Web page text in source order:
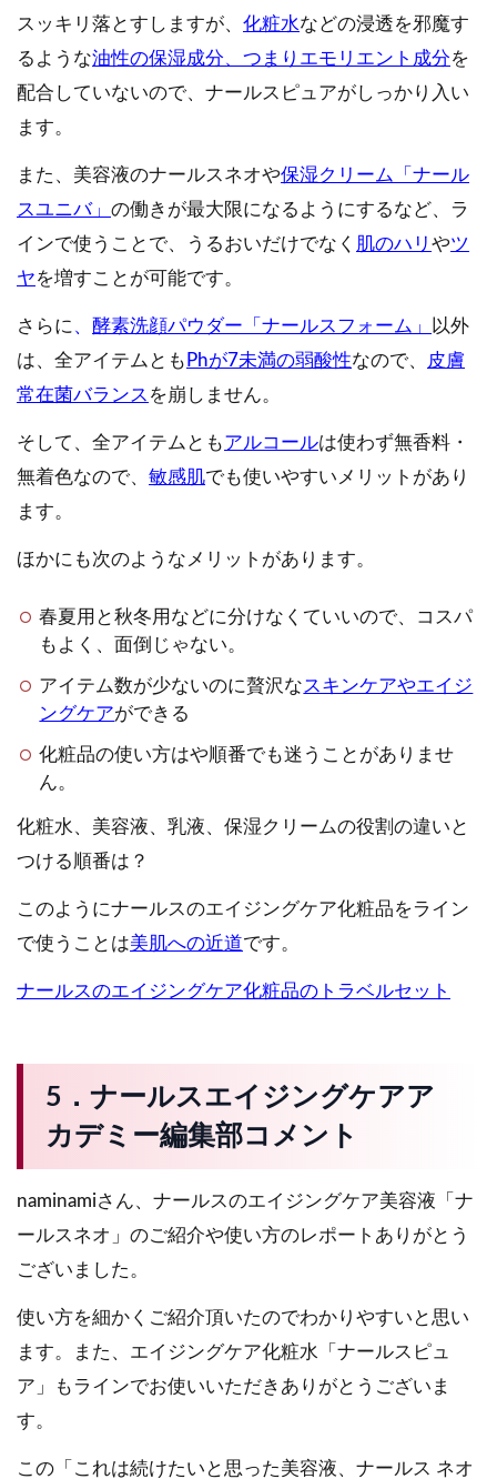
スッキリ落とすしますが、 化粧水などの浸透を邪魔す
るような油性の保湿成分、つまりエモリエント成分を
配合していないので、ナールスピュアがしっかり入い
ます。
また、美容液のナールスネオや保湿クリーム「ナール
スユニバ」 の働きが最大限になるようにするなど、ラ
インで使うことで、うるおいだけでなく 肌のハリ やツ
ヤを増すことが可能です。
さらに 、 酵素洗顔パウダー「ナールスフォーム」
以外
は、全アイテムとも Phが7未満の弱酸性なので、
皮膚
常在菌バランス を崩しません。
そして、全アイテムともアルコールは使わず無香料・
無着色なので、 敏感肌でも使いやすいメリットがあり
ます。
ほかにも次のようなメリットがあります。
春夏用と秋冬用などに分けなくていいので、コスパ
もよく、面倒じゃない。
アイテム数が少ないのに贅沢なスキンケアやエイジ
ングケアができる
化粧品の使い方はや順番でも迷うことがありませ
ん。
化粧水、美容液、乳液、保湿クリームの役割の違いと
つける順番は？
このようにナールスのエイジングケア化粧品をライン
で使うことは美肌への近道です。
ナールスのエイジングケア化粧品のトラベルセット
5．ナールスエイジングケアア
カデミー編集部コメント
naminamiさん、ナールスのエイジングケア美容液「ナ
ールスネオ」のご紹介や使い方のレポートありがとう
ございました。
使い方を細かくご紹介頂いたのでわかりやすいと思い
ます。また、エイジングケア化粧水「ナールスピュ
ア」もラインでお使いいただきありがとうございま
す。
この「これは続けたいと思った美容液、ナールス ネオ